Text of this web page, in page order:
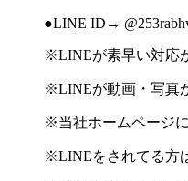
●LINE ID→
※LINEが素早い対応
※LINEが動画・写真
※当社ホームページ
※LINEをされてる方